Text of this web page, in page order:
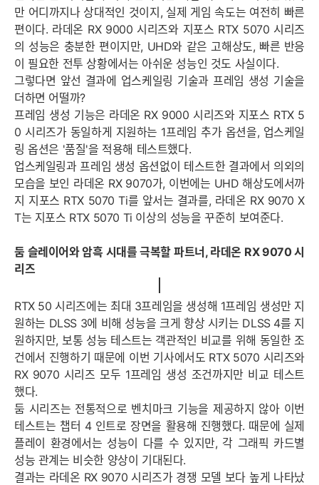
만 어디까지나 상대적인 것이지, 실제 게임 속도는 여전히 빠른
편이다. 라데온 RX 9000 시리즈와 지포스 RTX 5070 시리즈
의 성능은 충분한 편이지만, UHD와 같은 고해상도, 빠른 반응
이 필요한 전투 상황에서는 아쉬운 성능인 것도 사실이다.
그렇다면 앞선 결과에 업스케일링 기술과 프레임 생성 기술을
더하면 어떨까?
프레임 생성 기능은 라데온 RX 9000 시리즈와 지포스 RTX 5
0 시리즈가 동일하게 지원하는 1프레임 추가 옵션을, 업스케일
링 옵션은 '품질'을 적용해 테스트했다.
업스케일링과 프레임 생성 옵션없이 테스트한 결과에서 의외의
모습을 보인 라데온 RX 9070가, 이번에는 UHD 해상도에서까
지 지포스 RTX 5070 Ti를 앞서는 결과를, 라데온 RX 9070 X
T는 지포스 RTX 5070 Ti 이상의 성능을 꾸준히 보여준다.
둠 슬레이어와 암흑 시대를 극복할 파트너, 라데온 RX 9070 시
리즈
RTX 50 시리즈에는 최대 3프레임을 생성해 1프레임 생성만 지
원하는 DLSS 3에 비해 성능을 크게 향상 시키는 DLSS 4를 지
원하지만, 보통 성능 테스트는 객관적인 비교를 위해 동일한 조
건에서 진행하기 때문에 이번 기사에서도 RTX 5070 시리즈와
RX 9070 시리즈 모두 1프레임 생성 조건까지만 비교 테스트
했다.
둠 시리즈는 전통적으로 벤치마크 기능을 제공하지 않아 이번
테스트는 챕터 4 인트로 장면을 활용해 진행했다. 때문에 실제
플레이 환경에서는 성능이 다를 수 있지만, 각 그래픽 카드별
성능 관계는 비슷한 양상이 기대된다.
결과는 라데온 RX 9070 시리즈가 경쟁 모델 보다 높게 나타났